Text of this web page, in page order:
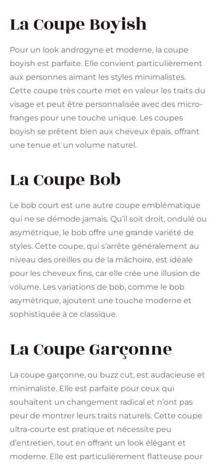
La Coupe Boyish
Pour un look androgyne et moderne, la coupe
boyish est parfaite. Elle convient particulièrement
aux personnes aimant les styles minimalistes.
Cette coupe très courte met en valeur les traits du
visage et peut être personnalisée avec des micro-
franges pour une touche unique. Les coupes
boyish se prêtent bien aux cheveux épais, offrant
une tenue et un volume naturel​​.
La Coupe Bob
Le bob court est une autre coupe emblématique
qui ne se démode jamais. Qu’il soit droit, ondulé ou
asymétrique, le bob offre une grande variété de
styles. Cette coupe, qui s’arrête généralement au
niveau des oreilles ou de la mâchoire, est idéale
pour les cheveux fins, car elle crée une illusion de
volume. Les variations de bob, comme le bob
asymétrique, ajoutent une touche moderne et
sophistiquée à ce classique​​.
La Coupe Garçonne
La coupe garçonne, ou buzz cut, est audacieuse et
minimaliste. Elle est parfaite pour ceux qui
souhaitent un changement radical et n’ont pas
peur de montrer leurs traits naturels. Cette coupe
ultra-courte est pratique et nécessite peu
d’entretien, tout en offrant un look élégant et
moderne. Elle est particulièrement flatteuse pour